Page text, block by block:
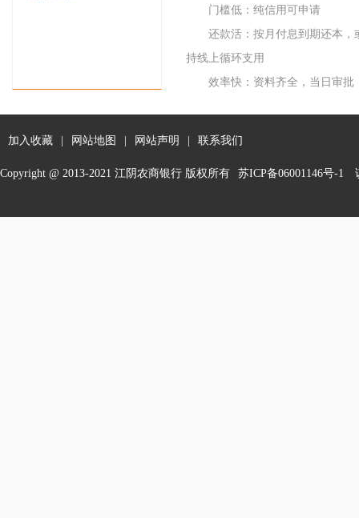
门槛低：纯信用可申请
还款活：按月付息到期还本，
持线上循环支用
效率快：资料齐全，当日审批
加入收藏 网站地图 网站声明 联系我们
Copyright @ 2013-2021 江阴农商银行 版权所有 苏ICP备06001146号-1